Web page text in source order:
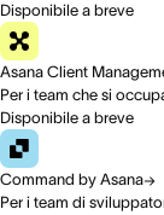
Disponibile a breve
Asana Client
Per i team che si
Disponibile a breve
Command by Asana
Per i team di